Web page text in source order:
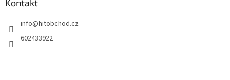
Kontakt
info@hitobchod.cz
602433922